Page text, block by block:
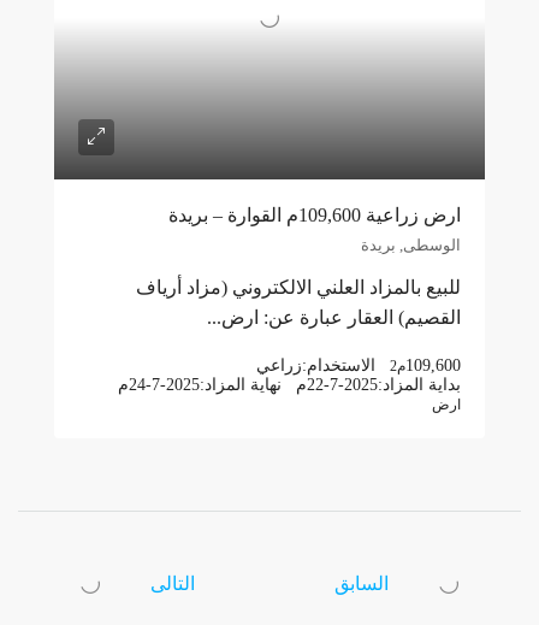
ارض زراعية 109,600م القوارة – بريدة
الوسطى, بريدة
للبيع بالمزاد العلني الالكتروني (مزاد أرياف
القصيم) العقار عبارة عن: ارض...
109,600م2 الاستخدام:زراعي
بداية المزاد:22-7-2025م نهاية المزاد:24-7-2025م
ارض
السابق التالى